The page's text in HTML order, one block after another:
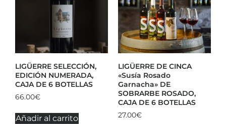
LIGÜERRE SELECCIÓN,
EDICIÓN NUMERADA,
CAJA DE 6 BOTELLAS
66.00€
Añadir al carrito
LIGÜERRE DE CINCA
«Susía Rosado
Garnacha» DE
SOBRARBE ROSADO,
CAJA DE 6 BOTELLAS
27.00€